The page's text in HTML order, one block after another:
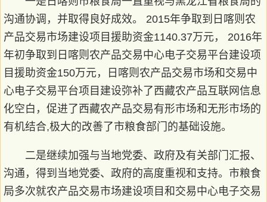
沟通协调，并取得良好成效。 2015年争取到日喀则农
产品交易市场建设项目援助资金1140.37万元， 2016年
年初争取到日喀则农产品交易中心电子交易平台建设项
目援助资金150万元，日喀则农产品交易市场和交易中
心电子交易平台项目建设弥补了西藏农产品互联网信息
化空白，促进了西藏农产品交易有形市场和无形市场的
有机结合,极大的改善了市粮食部门的基础设施。
二是继续加强与当地党委、政府及有关部门汇报、
沟通，得到当地党委、政府的高度重视和支持。市粮食
局多次就农产品交易市场建设项目和交易中心电子交易